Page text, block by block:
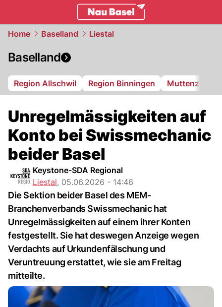
Home Baselland Liestal
Baselland
Region Allschwil Region Binningen Muttenz
Unregelmässigkeiten auf
Konto bei Swissmechanic
beider Basel
Keystone-SDA Regional
Liestal, 05.06.2026 - 14:46
Die Sektion beider Basel des MEM-
Branchenverbands Swissmechanic hat
Unregelmässigkeiten auf einem ihrer Konten
festgestellt. Sie hat deswegen Anzeige wegen
Verdachts auf Urkundenfälschung und
Veruntreuung erstattet, wie sie am Freitag
mitteilte.